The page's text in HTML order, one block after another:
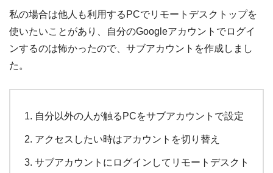
私の場合は他人も利用するPCでリモートデスクトップを
使いたいことがあり、自分のGoogleアカウントでログイ
ンするのは怖かったので、サブアカウントを作成しまし
た。
自分以外の人が触るPCをサブアカウントで設定
アクセスしたい時はアカウントを切り替え
サブアカウントにログインしてリモートデスクト